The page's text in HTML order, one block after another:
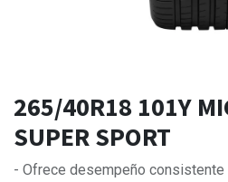
265/40R18 101Y
SUPER SPORT
- Ofrece desempeño